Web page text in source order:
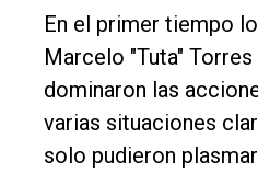
Edición
Empresa
Nosotros
Contacto
En el primer tiempo
Marcelo "Tuta"
dominaron las
varias situaciones
solo pudieron